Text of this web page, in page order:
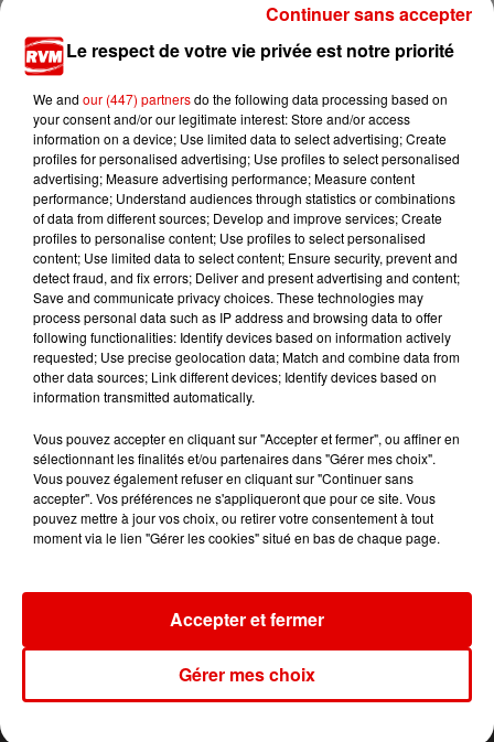
Ardennes - Woinic, le plus grand sanglier du
monde, fête ses 18 ans
TITRES DIFFUSÉS
6h34
6h34
BEBE REXHA & DAVID
GUETTA
Sad Girls
6h31
6h31
JUNGELI FEAT. EMMA
Juste Un Peu
6h27
6h27
EVE
Let Me Blow Ya
Mind
Le respect de votre vie privée est notre priorité
We and our (447) partnersdo the following data processing based on
your consent and/or our legitimate interest: Store and/or access
information on a device; Use limited data to select advertising; Create
profiles for personalised advertising; Use profiles to select personalised
advertising; Measure advertising performance; Measure content
performance; Understand audiences through statistics or combinations
of data from different sources; Develop and improve services; Create
profiles to personalise content; Use profiles to select personalised
content; Use limited data to select content; Ensure security, prevent and
detect fraud, and fix errors; Deliver and present advertising and content;
Save and communicate privacy choices. These technologies may
process personal data such as IP address and browsing data to offer
following functionalities: Identify devices based on information actively
requested; Use precise geolocation data; Match and combine data from
other data sources; Link different devices; Identify devices based on
information transmitted automatically.
Vous pouvez accepter en cliquant sur "Accepter et fermer", ou affiner en
sélectionnant les finalités et/ou partenaires dans "Gérer mes choix".
Vous pouvez également refuser en cliquant sur "Continuer sans
accepter". Vos préférences ne s'appliqueront que pour ce site. Vous
pouvez mettre à jour vos choix, ou retirer votre consentement à tout
moment via le lien "Gérer les cookies" situé en bas de chaque page.
Gérer mes choix
Accepter et fermer
Continuer sans accepter